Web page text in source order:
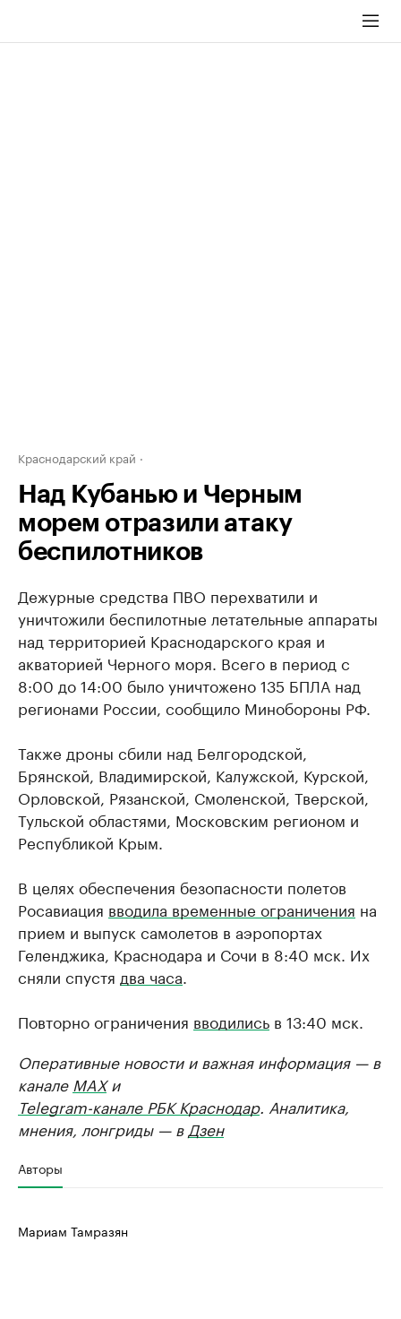
Краснодарский край
Над Кубанью и Черным
морем отразили атаку
беспилотников
Дежурные средства ПВО перехватили и
уничтожили беспилотные летательные аппараты
над территорией Краснодарского края и
акваторией Черного моря. Всего в период с
8:00 до 14:00 было уничтожено 135 БПЛА над
регионами России, сообщило Минобороны РФ.
Также дроны сбили над Белгородской,
Брянской, Владимирской, Калужской, Курской,
Орловской, Рязанской, Смоленской, Тверской,
Тульской областями, Московским регионом и
Республикой Крым.
В целях обеспечения безопасности полетов
Росавиация вводила временные ограничения на
прием и выпуск самолетов в аэропортах
Геленджика, Краснодара и Сочи в 8:40 мск. Их
сняли спустя два часа
Повторно ограничения вводились в 13:40 мск.
Оперативные новости и важная информация — в
канале MAXи
Telegram-канале РБК Краснодар. Аналитика,
мнения, лонгриды — в Дзен
Авторы
Мариам Тамразян